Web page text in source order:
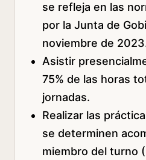
se refleja en las
por la Junta de
noviembre de
Asistir
75% de las horas
jornadas.
Realizar las
se determinen
miembro del turno